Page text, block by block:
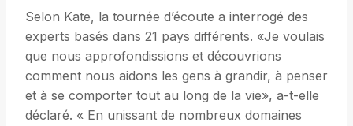
Selon Kate, la tournée d’écoute a interrogé des
experts basés dans 21 pays différents. «Je voulais
que nous approfondissions et découvrions
comment nous aidons les gens à grandir, à penser
et à se comporter tout au long de la vie», a-t-elle
déclaré. « En unissant de nombreux domaines